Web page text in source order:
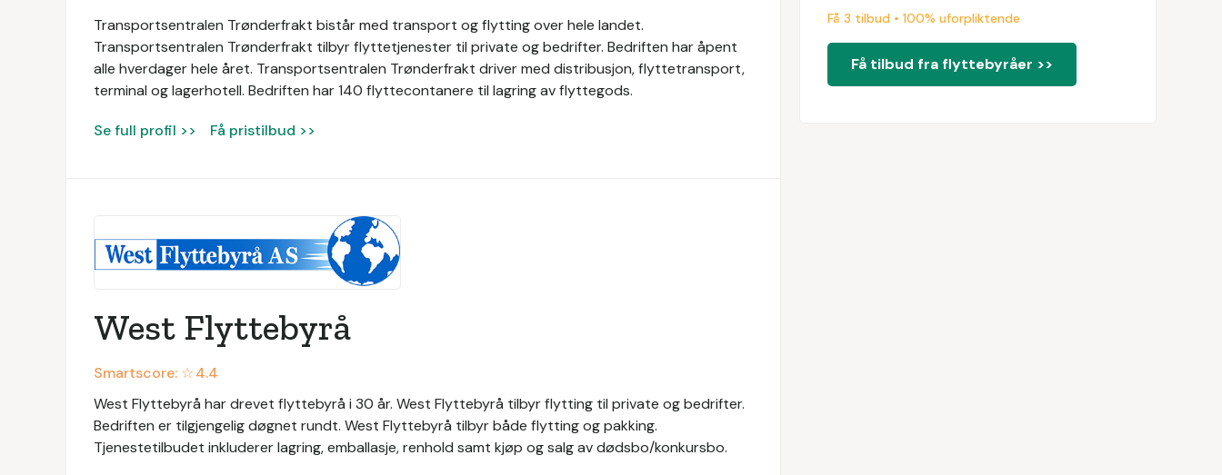
Transportsentralen Trønderfrakt bistår med transport og flytting over hele landet.
Transportsentralen Trønderfrakt tilbyr flyttetjenester til private og bedrifter. Bedriften har åpent
alle hverdager hele året. Transportsentralen Trønderfrakt driver med distribusjon, flyttetransport,
terminal og lagerhotell. Bedriften har 140 flyttecontanere til lagring av flyttegods.
Se full profil >> Få pristilbud >>
West Flyttebyrå
Smartscore: ☆4.4
West Flyttebyrå har drevet flyttebyrå i 30 år. West Flyttebyrå tilbyr flytting til private og bedrifter.
Bedriften er tilgjengelig døgnet rundt. West Flyttebyrå tilbyr både flytting og pakking.
Tjenestetilbudet inkluderer lagring, emballasje, renhold samt kjøp og salg av dødsbo/konkursbo.
Få 3 tilbud • 100% uforpliktende
Få tilbud fra flyttebyråer >>